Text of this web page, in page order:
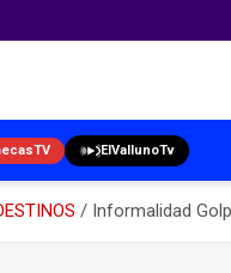
ElVallunoTv
Informalidad